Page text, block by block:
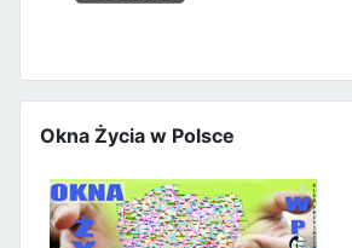
Okna Życia w Polsce